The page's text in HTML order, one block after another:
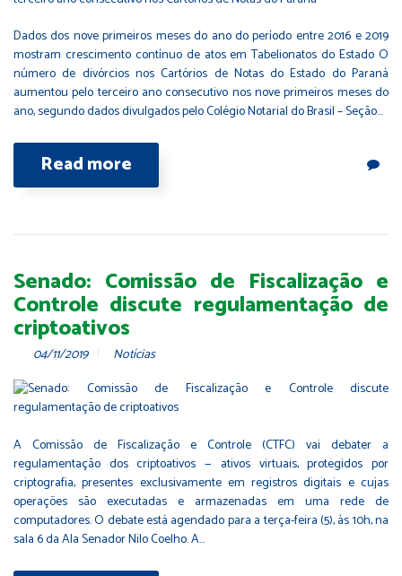
Dados dos nove primeiros meses do ano do período entre 2016 e 2019
mostram crescimento contínuo de atos em Tabelionatos do Estado O
número de divórcios nos Cartórios de Notas do Estado do Paraná
aumentou pelo terceiro ano consecutivo nos nove primeiros meses do
ano, segundo dados divulgados pelo Colégio Notarial do Brasil – Seção…
Read more
Senado: Comissão de Fiscalização e
Controle discute regulamentação de
criptoativos
04/11/2019 Notícias
A Comissão de Fiscalização e Controle (CTFC) vai debater a
regulamentação dos criptoativos — ativos virtuais, protegidos por
criptografia, presentes exclusivamente em registros digitais e cujas
operações são executadas e armazenadas em uma rede de
computadores. O debate está agendado para a terça-feira (5), às 10h, na
sala 6 da Ala Senador Nilo Coelho. A…